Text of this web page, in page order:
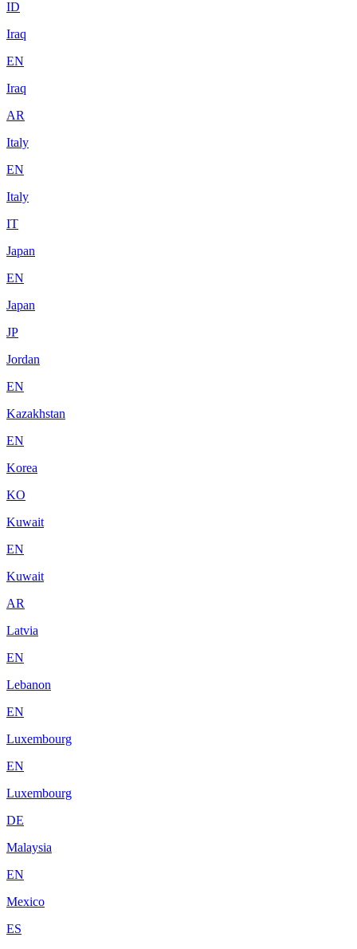
ID
Iraq
EN
Iraq
AR
Italy
EN
Italy
IT
Japan
EN
Japan
JP
Jordan
EN
Kazakhstan
EN
Korea
KO
Kuwait
EN
Kuwait
AR
Latvia
EN
Lebanon
EN
Luxembourg
EN
Luxembourg
DE
Malaysia
EN
Mexico
ES